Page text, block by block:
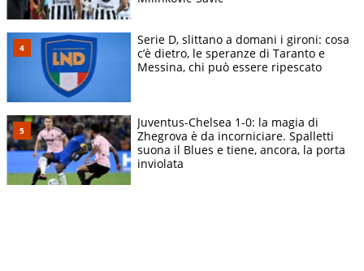
Serie D, slittano a domani i gironi: cosa
c’è dietro, le speranze di Taranto e
Messina, chi può essere ripescato
Juventus-Chelsea 1-0: la magia di
Zhegrova è da incorniciare. Spalletti
suona il Blues e tiene, ancora, la porta
inviolata